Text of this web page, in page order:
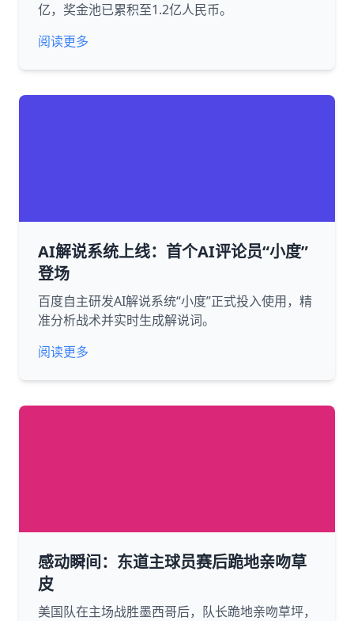
亿，奖金池已累积至1.2亿人民币。
阅读更多
AI解说系统上线：首个AI评论员“小度”
登场
百度自主研发AI解说系统“小度”正式投入使用，精
准分析战术并实时生成解说词。
阅读更多
感动瞬间：东道主球员赛后跪地亲吻草
皮
美国队在主场战胜墨西哥后，队长跪地亲吻草坪，